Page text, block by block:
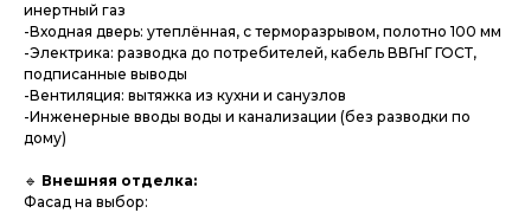
инертный газ
-Входная дверь: утеплённая, с терморазрывом, полотно 100 мм
-Электрика: разводка до потребителей, кабель ВВГнГ ГОСТ,
подписанные выводы
-Вентиляция: вытяжка из кухни и санузлов
-Инженерные вводы воды и канализации (без разводки по
дому)
🔹 Внешняя отделка:
Фасад на выбор: